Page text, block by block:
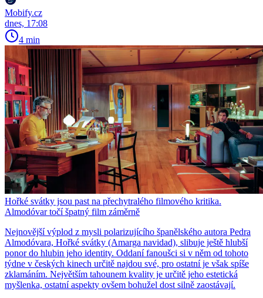
Mobify.cz
dnes, 17:08
4 min
Hořké svátky jsou past na přechytralého filmového kritika.
Almodóvar točí špatný film záměrně
Nejnovější výplod z mysli polarizujícího španělského autora Pedra
Almodóvara, Hořké svátky (Amarga navidad), slibuje ještě hlubší
ponor do hlubin jeho identity. Oddaní fanoušci si v něm od tohoto
týdne v českých kinech určitě najdou své, pro ostatní je však spíše
zklamáním. Největším tahounem kvality je určitě jeho estetická
myšlenka, ostatní aspekty ovšem bohužel dost silně zaostávají.